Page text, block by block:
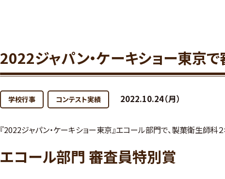
2022ジャパン・ケーキショー東京
学校行事 コンテスト実績 2022.10.24（月）
『2022ジャパン・ケーキショー東京』エコール部門で、製菓衛生師
エコール部門 審査員特別賞